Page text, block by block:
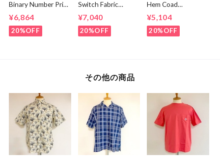
Binary Number Print
T-shirts Black
¥6,864
20%OFF
Switch Fabric
Pocket T-shirts
Ash Navy
¥7,040
20%OFF
Hem Coad
Embroidery T-
shirts Black /
Brown
¥5,104
20%OFF
その他の商品